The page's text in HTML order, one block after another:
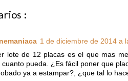
:
1 de diciembre de 2014 a
lote de 12 placas es el que mas
cuanto pueda. ¿Es fácil poner que
ya a estampar?, ¿que tal lo